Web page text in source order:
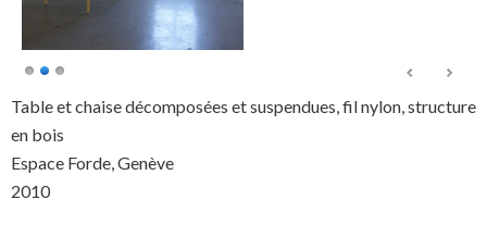
Table et chaise décomposées et suspendues, fil nylon, structure
en bois
Espace Forde, Genève
2010